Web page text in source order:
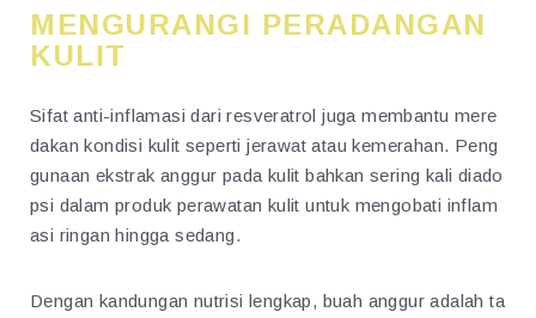
MENGURANGI PERADANGAN
KULIT
Sifat anti-inflamasi dari resveratrol juga membantu mere
dakan kondisi kulit seperti jerawat atau kemerahan. Peng
gunaan ekstrak anggur pada kulit bahkan sering kali diado
psi dalam produk perawatan kulit untuk mengobati inflam
asi ringan hingga sedang.
Dengan kandungan nutrisi lengkap, buah anggur adalah ta